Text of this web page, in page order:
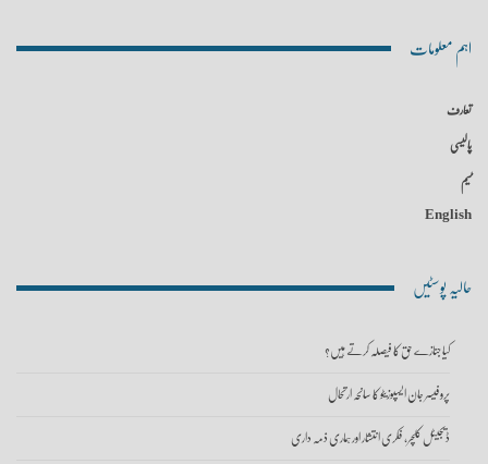
اہم معلومات
تعارف
پالیسی
ٹیم
English
حالیہ پوسٹیں
کیا جنازے حق کا فیصلہ کرتے ہیں؟
پروفیسر جان ایسپوزیٹو کا سانحہ ارتحال
ڈیجیٹل کلچر، فکری انتشار اور ہماری ذمہ داری